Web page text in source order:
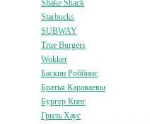
Shake Shack
Starbucks
SUBWAY
True Burgers
Wokker
Баскин Роббинс
Братья Караваевы
Бургер Кинг
Гриль Хаус